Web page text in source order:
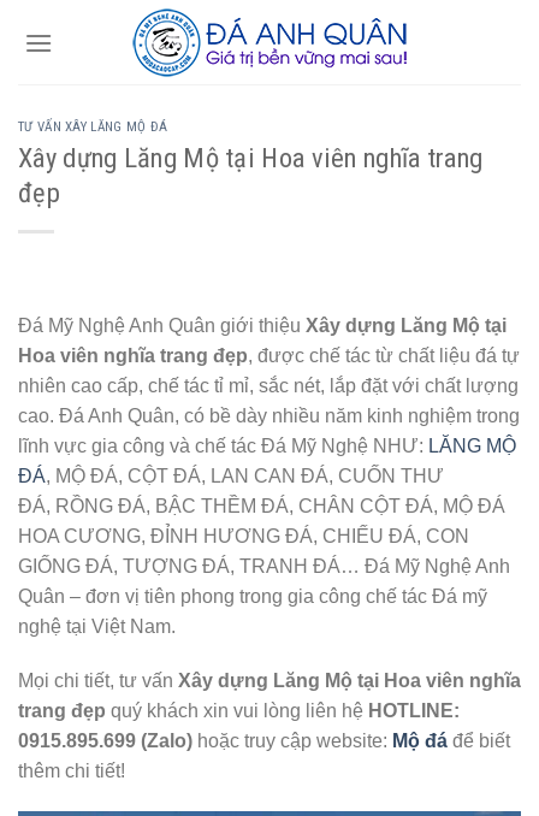
TƯ VẤN XÂY LĂNG MỘ ĐÁ
Xây dựng Lăng Mộ tại Hoa viên nghĩa trang
đẹp
Đá Mỹ Nghệ Anh Quân giới thiệu Xây dựng Lăng Mộ tại
Hoa viên nghĩa trang đẹp, được chế tác từ chất liệu đá tự
nhiên cao cấp, chế tác tỉ mỉ, sắc nét, lắp đặt với chất lượng
cao. Đá Anh Quân, có bề dày nhiều năm kinh nghiệm trong
lĩnh vực gia công và chế tác Đá Mỹ Nghệ NHƯ: LĂNG MỘ
ĐÁ, MỘ ĐÁ, CỘT ĐÁ, LAN CAN ĐÁ, CUỐN THƯ
ĐÁ, RỒNG ĐÁ, BẬC THỀM ĐÁ, CHÂN CỘT ĐÁ, MỘ ĐÁ
HOA CƯƠNG, ĐỈNH HƯƠNG ĐÁ, CHIẾU ĐÁ, CON
GIỐNG ĐÁ, TƯỢNG ĐÁ, TRANH ĐÁ… Đá Mỹ Nghệ Anh
Quân – đơn vị tiên phong trong gia công chế tác Đá mỹ
nghệ tại Việt Nam.
Mọi chi tiết, tư vấn Xây dựng Lăng Mộ tại Hoa viên nghĩa
trang đẹp quý khách xin vui lòng liên hệ HOTLINE:
0915.895.699 (Zalo) hoặc truy cập website: Mộ đá để biết
thêm chi tiết!